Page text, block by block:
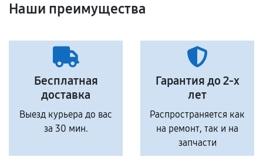
Наши преимущества
Бесплатная
доставка
Выезд курьера до вас
за 30 мин.
Гарантия до 2-х
лет
Распространяется как
на ремонт, так и на
запчасти